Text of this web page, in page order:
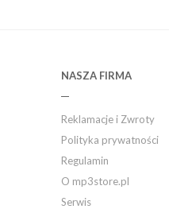
NASZA FIRMA
Reklamacje i Zwroty
Polityka prywatności
Regulamin
O mp3store.pl
Serwis